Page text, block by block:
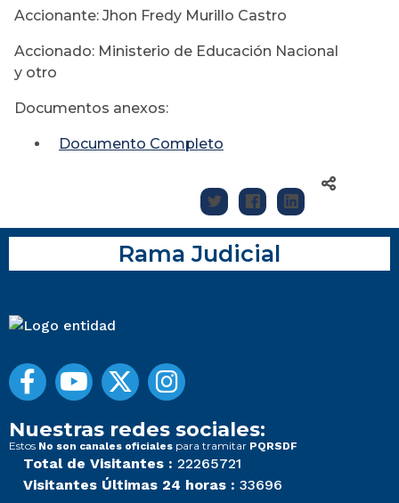
Accionante: Jhon Fredy Murillo Castro
Accionado: Ministerio de Educación Nacional
y otro
Documentos anexos:
Documento Completo
Rama Judicial
Nuestras redes sociales:
Estos No son canales oficiales para tramitar PQRSDF
Total de Visitantes : 22265721
Visitantes Últimas 24 horas : 33696